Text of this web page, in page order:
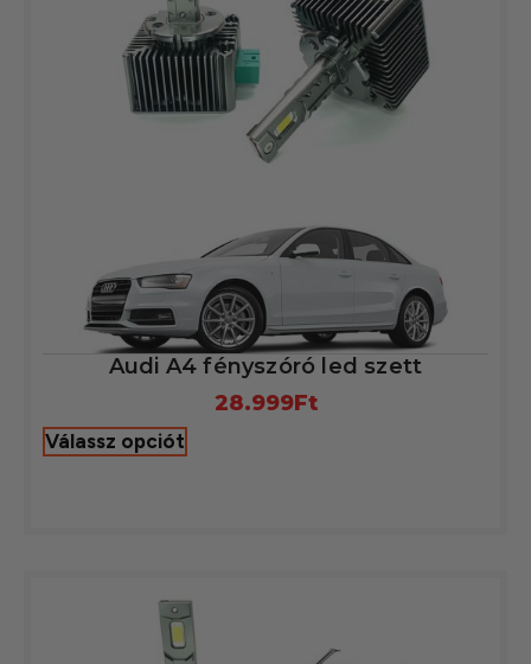
Audi A4 fényszóró led szett
28.999Ft
Válassz opciót